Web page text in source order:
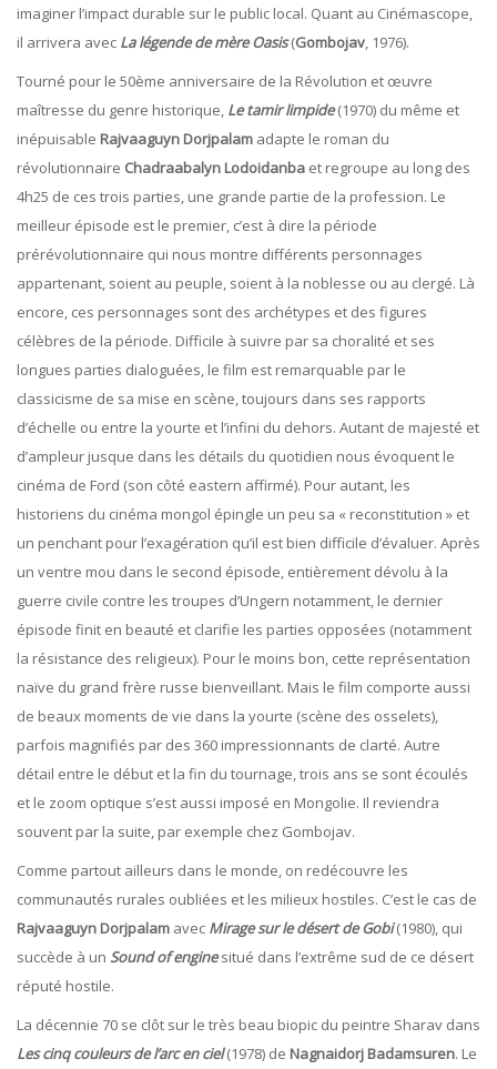
imaginer l’impact durable sur le public local. Quant au Cinémascope,
il arrivera avec La légende de mère Oasis(Gombojav, 1976).
Tourné pour le 50ème anniversaire de la Révolution et œuvre
maîtresse du genre historique, Le tamir limpide(1970) du même et
inépuisable Rajvaaguyn Dorjpalam adapte le roman du
révolutionnaire Chadraabalyn Lodoidanba et regroupe au long des
4h25 de ces trois parties, une grande partie de la profession. Le
meilleur épisode est le premier, c’est à dire la période
prérévolutionnaire qui nous montre différents personnages
appartenant, soient au peuple, soient à la noblesse ou au clergé. Là
encore, ces personnages sont des archétypes et des figures
célèbres de la période. Difficile à suivre par sa choralité et ses
longues parties dialoguées, le film est remarquable par le
classicisme de sa mise en scène, toujours dans ses rapports
d’échelle ou entre la yourte et l’infini du dehors. Autant de majesté et
d’ampleur jusque dans les détails du quotidien nous évoquent le
cinéma de Ford (son côté eastern affirmé). Pour autant, les
historiens du cinéma mongol épingle un peu sa « reconstitution » et
un penchant pour l’exagération qu’il est bien difficile d’évaluer. Après
un ventre mou dans le second épisode, entièrement dévolu à la
guerre civile contre les troupes d’Ungern notamment, le dernier
épisode finit en beauté et clarifie les parties opposées (notamment
la résistance des religieux). Pour le moins bon, cette représentation
naïve du grand frère russe bienveillant. Mais le film comporte aussi
de beaux moments de vie dans la yourte (scène des osselets),
parfois magnifiés par des 360 impressionnants de clarté. Autre
détail entre le début et la fin du tournage, trois ans se sont écoulés
et le zoom optique s’est aussi imposé en Mongolie. Il reviendra
souvent par la suite, par exemple chez Gombojav.
Comme partout ailleurs dans le monde, on redécouvre les
communautés rurales oubliées et les milieux hostiles. C’est le cas de
Rajvaaguyn Dorjpalam avec Mirage sur le désert de Gobi(1980), qui
succède à un Sound of enginesitué dans l’extrême sud de ce désert
réputé hostile.
La décennie 70 se clôt sur le très beau biopic du peintre Sharav dans
Les cinq couleurs de l’arc en ciel(1978) de Nagnaidorj Badamsuren. Le